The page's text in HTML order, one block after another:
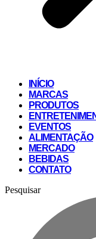
INÍCIO
MARCAS
PRODUTOS
EVENTOS
ALIMENTAÇÃO
MERCADO
BEBIDAS
CONTATO
Pesquisar